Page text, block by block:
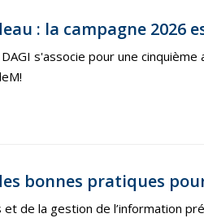
: la campagne 2026
s'associe pour une
bonnes pratiques
et de la gestion de l’information